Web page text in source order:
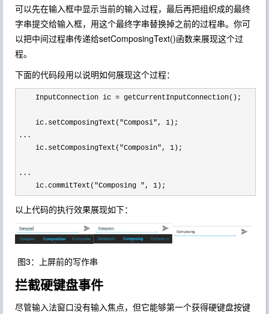
可以先在输入框中显示当前的输入过程，最后再把组织成的最终
字串提交给输入框，用这个最终字串替换掉之前的过程串。你可
以把中间过程串传递给setComposingText()函数来展现这个过
程。
下面的代码段用以说明如何展现这个过程：
    InputConnection ic =
getCurrentInputConnection();
    ic.setComposingText(
"Composi", 1);
...
    ic.setComposingText(
"Composin", 1);
...
    ic.commitText(
"Composing ", 1);
以上代码的执行效果展现如下：
图3：上屏前的写作串
拦截硬键盘事件
尽管输入法窗口没有输入焦点，但它能够第一个获得硬键盘按键